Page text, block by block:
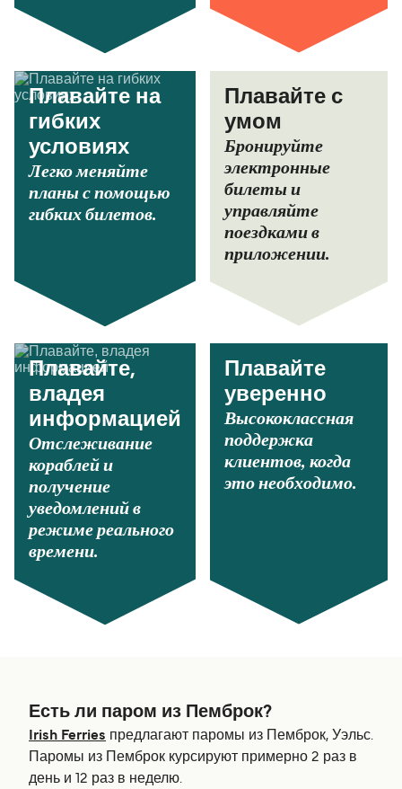
Плавайте на
гибких
условиях
Легко меняйте
планы с помощью
гибких билетов.
Плавайте с
умом
Бронируйте
электронные
билеты и
управляйте
поездками в
приложении.
Плавайте,
владея
информацией
Отслеживание
кораблей и
получение
уведомлений в
режиме реального
времени.
Плавайте
уверенно
Высококлассная
поддержка
клиентов, когда
это необходимо.
Есть ли паром из Пемброк?
Irish Ferries предлагают паромы из Пемброк, Уэльс.
Паромы из Пемброк курсируют примерно 2 раз в
день и 12 раз в неделю.